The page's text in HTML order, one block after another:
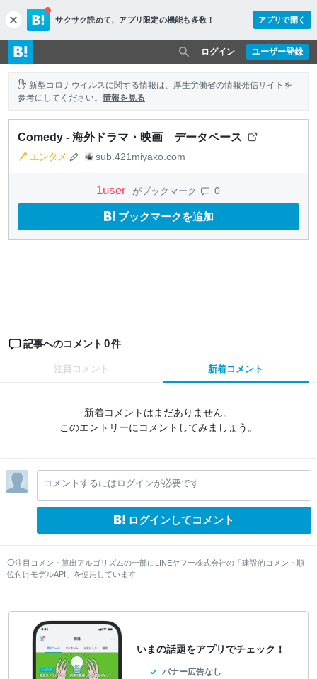
c
l
o
s
e
サクサク読めて、 アプリ限定の機能も多数！ アプリで開く
ユーザー登録
ログイン
新型コロナウイルスに関する情報は、厚生労働省の情報発信サイトを
参考にしてください。情報を見る
Comedy - 海外ドラマ・映画 データベース
エンタメ sub.421miyako.com
1user がブックマーク 0
ブックマークを追加
記事へのコメント 0件
注目コメント 新着コメント
新着コメントはまだありません。
このエントリーにコメントしてみましょう。
コメントするにはログインが必要です
ログインしてコメント
注目コメント算出アルゴリズムの一部にLINEヤフー株式会社の「建設的コメント順
位付けモデルAPI」を使用しています
いまの話題をアプリでチェック！
バナー広告なし